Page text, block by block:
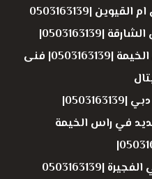
|0503163139
|0503163139|
حداد أبواب حديد في راس الخيمة |0503163139| فنى
في راس الخيمة
|0503163139